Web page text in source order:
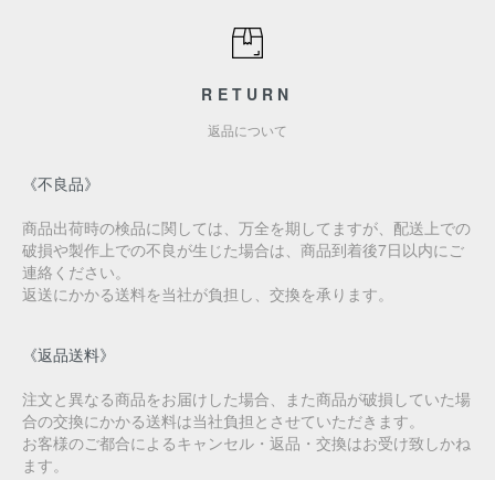
RETURN
返品について
《不良品》
商品出荷時の検品に関しては、万全を期してますが、配送上での
破損や製作上での不良が生じた場合は、商品到着後7日以内にご
連絡ください。
返送にかかる送料を当社が負担し、交換を承ります。
《返品送料》
注文と異なる商品をお届けした場合、また商品が破損していた場
合の交換にかかる送料は当社負担とさせていただきます。
お客様のご都合によるキャンセル・返品・交換はお受け致しかね
ます。